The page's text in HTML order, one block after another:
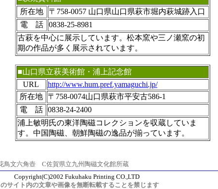
所在地
〒758-0057 山口県山口県萩市堀内萩城跡入口
電 話
0838-25-8981
古萩を中心に展示しています。松本窯や三ノ瀬窯の初
期の作品が多く展示されています。
■山口県立萩美術館・浦上記念館
URL
http://www.hum.pref.yamaguchi.jp/
所在地
〒758-0074山口県萩市平安古586-1
電 話
0838-24-2400
浦上敏明氏の東洋陶磁コレクションを収蔵していま
す。中国陶磁、朝鮮陶磁の逸品が揃っています。
鳥文六角壺 C佐賀県立九州陶磁文化館所蔵
Copyright(C)2002 Fukuhaku Printing CO.,LTD
サイト内の文章や画像を無断転載することを禁じます